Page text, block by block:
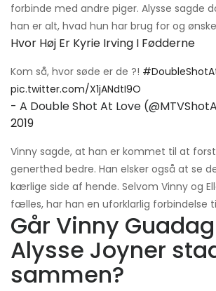
forbinde med andre piger. Alysse sagde
han er alt, hvad hun har brug for og
Hvor Høj Er Kyrie Irving I Fødderne
Kom så, hvor søde er de ?!
pic.twitter.com/X1jANdtI9O
- A Double Shot At Love
2019
Vinny sagde, at han er kommet til at
generthed bedre. Han elsker også at se
kærlige side af hende. Selvom Vinny og
fælles, har han en uforklarlig forbindelse
Går Vinny
Alysse Joyner
sammen?